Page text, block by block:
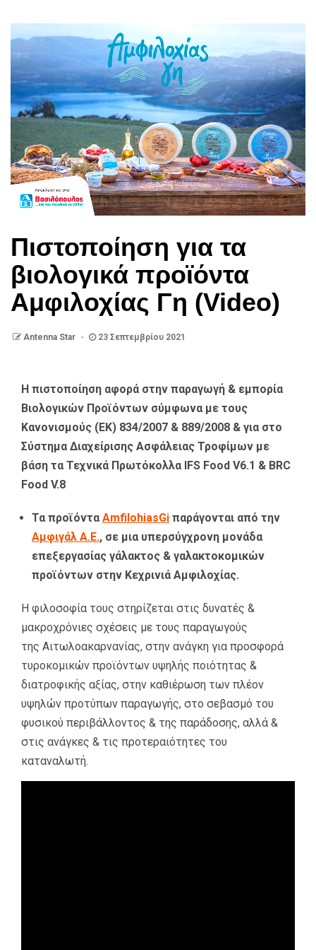
Πιστοποίηση για τα
βιολογικά προϊόντα
Αμφιλοχίας Γη (Video)
Antenna Star 23 Σεπτεμβρίου 2021
Η πιστοποίηση αφορά στην παραγωγή & εμπορία
Βιολογικών Προϊόντων σύμφωνα με τους
Κανονισμούς (ΕΚ) 834/2007 & 889/2008 & για στο
Σύστημα Διαχείρισης Ασφάλειας Τροφίμων με
βάση τα Τεχνικά Πρωτόκολλα IFS Food V6.1 & BRC
Food V.8
Τα προϊόντα AmfilohiasGi παράγονται από την
Αμφιγάλ Α.Ε., σε μια υπερσύγχρονη μονάδα
επεξεργασίας γάλακτος & γαλακτοκομικών
προϊόντων στην Κεχρινιά Αμφιλοχίας.
Η φιλοσοφία τους στηρίζεται στις δυνατές &
μακροχρόνιες σχέσεις με τους παραγωγούς
της Αιτωλοακαρνανίας, στην ανάγκη για προσφορά
τυροκομικών προϊόντων υψηλής ποιότητας &
διατροφικής αξίας, στην καθιέρωση των πλέον
υψηλών προτύπων παραγωγής, στο σεβασμό του
φυσικού περιβάλλοντος & της παράδοσης, αλλά &
στις ανάγκες & τις προτεραιότητες του
καταναλωτή.